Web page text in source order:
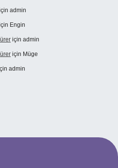
admin
Engin
için admin
için Müge
admin